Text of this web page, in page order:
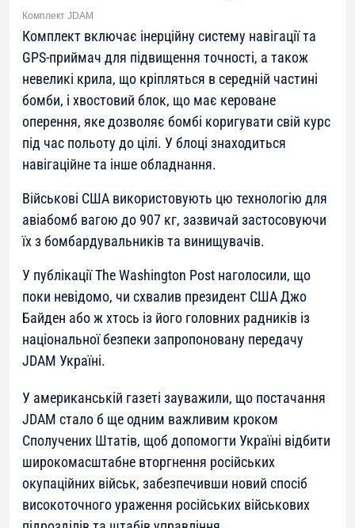
Комплект JDAM
Комплект включає інерційну систему навігації та
GPS-приймач для підвищення точності, а також
невеликі крила, що кріпляться в середній частині
бомби, і хвостовий блок, що має кероване
оперення, яке дозволяє бомбі коригувати свій курс
під час польоту до цілі. У блоці знаходиться
навігаційне та інше обладнання.
Військові США використовують цю технологію для
авіабомб вагою до 907 кг, зазвичай застосовуючи
їх з бомбардувальників та винищувачів.
У публікації The Washington Post наголосили, що
поки невідомо, чи схвалив президент США Джо
Байден або ж хтось із його головних радників із
національної безпеки запропоновану передачу
JDAM Україні.
У американській газеті зауважили, що постачання
JDAM стало б ще одним важливим кроком
Сполучених Штатів, щоб допомогти Україні відбити
широкомасштабне вторгнення російських
окупаційних військ, забезпечивши новий спосіб
високоточного ураження російських військових